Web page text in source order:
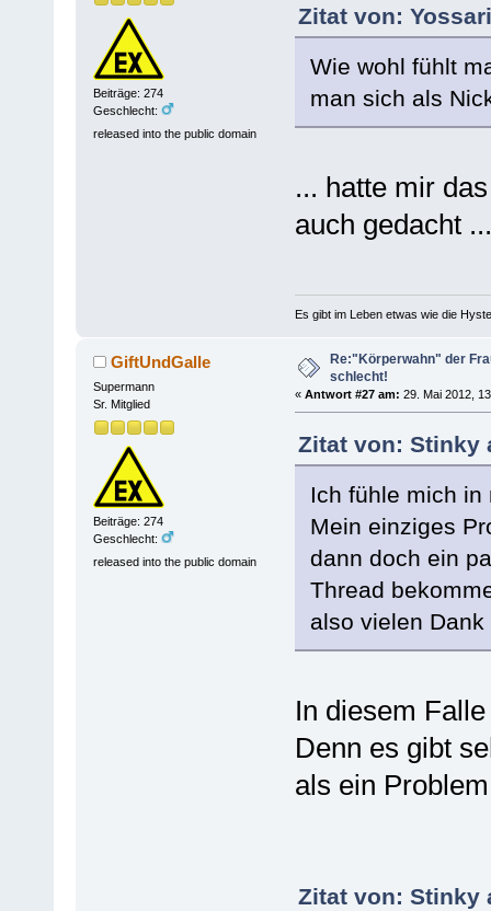
Beiträge: 274
Geschlecht:
released into the public domain
Zitat von:
Wie wohl fühlt
man sich als
... hatte mir
auch gedacht ...
Es gibt im Leben etwas wie die
GiftUndGalle
Supermann
Sr. Mitglied
Beiträge: 274
Geschlecht:
released into the public domain
Re:"Körperwahn" der
schlecht!
« Antwort #27 am: 29. Mai 2012,
Zitat von: Stinky
Ich fühle mich
Mein einziges
dann doch ein
Thread
also vielen
In diesem
Denn es gibt
als ein
Zitat von: Stinky